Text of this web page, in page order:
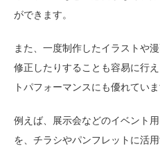
ができます。
また、一度制作したイラストや
修正したりすることも容易に行
トパフォーマンスにも優れていま
例えば、展示会などのイベント
を、チラシやパンフレットに活